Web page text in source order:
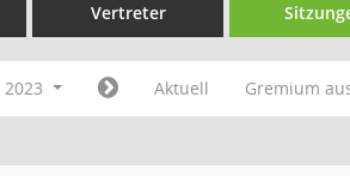
Vertreter
2023 Aktuell Gremium